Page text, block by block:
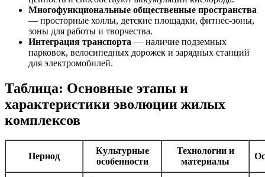
Многофункциональные общественные пространства
— просторные холлы, детские площадки, фитнес-зоны,
зоны для работы и творчества.
Интеграция транспорта — наличие подземных
парковок, велосипедных дорожек и зарядных станций
для электромобилей.
Таблица: Основные этапы и
характеристики эволюции жилых
комплексов
Период
Культурные
особенности
Технологии и
материалы